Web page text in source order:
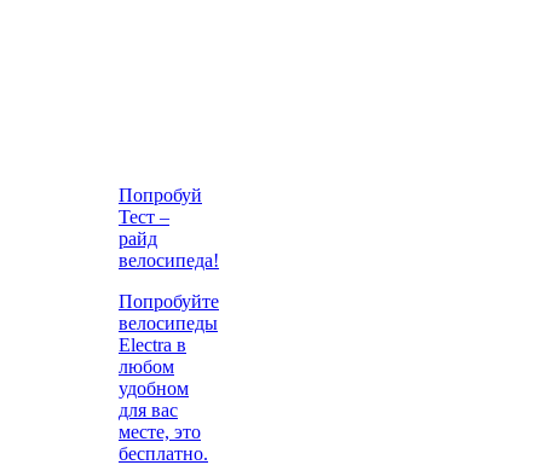
Попробуй
Тест –
райд
велосипеда!
Попробуйте
велосипеды
Electra в
любом
удобном
для вас
месте, это
бесплатно.